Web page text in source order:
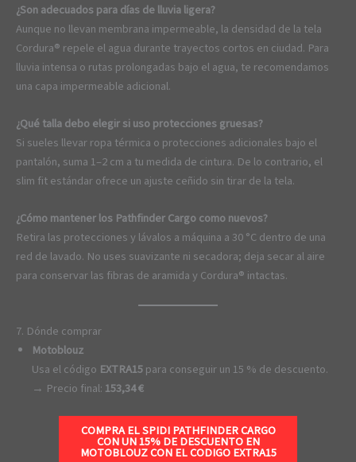
¿Son adecuados para días de lluvia ligera?
Aunque no llevan membrana impermeable, la densidad de la tela
Cordura® repele el agua durante trayectos cortos en ciudad. Para
lluvia intensa o rutas prolongadas bajo el agua, te recomendamos
una capa impermeable adicional.
¿Qué talla debo elegir si uso protecciones gruesas?
Si sueles llevar ropa térmica o protecciones adicionales bajo el
pantalón, suma 1–2 cm a tu medida de cintura. De lo contrario, el
slim fit estándar ofrece un ajuste ceñido sin tirar de la tela.
¿Cómo mantener los Pathfinder Cargo como nuevos?
Retira las protecciones y lávalos a máquina a 30 °C dentro de una
red de lavado. No uses suavizante ni secadora; deja secar al aire
para conservar las fibras de aramida y Cordura® intactas.
7. Dónde comprar
Motoblouz
Usa el código EXTRA15para conseguir un 15 % de descuento.
→ Precio final: 153,34 €
COMPRA EL SPIDI PATHFINDER CARGO
CON UN 15% DE DESCUENTO EN
MOTOBLOUZ CON EL CODIGOEXTRA15